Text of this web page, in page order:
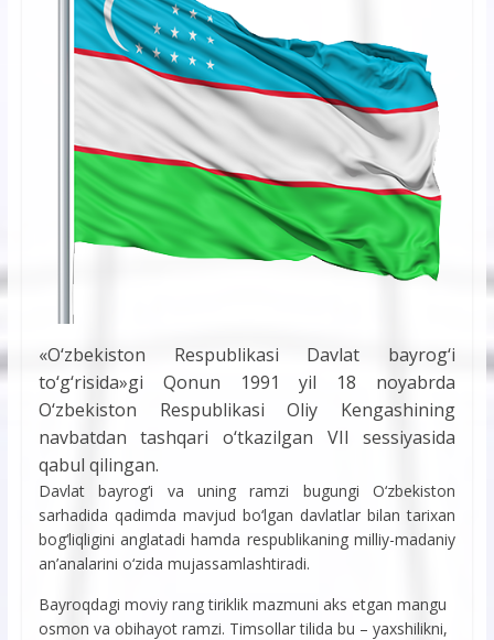
«O‘zbekiston Respublikasi Davlat bayrog‘i
to‘g‘risida»gi Qonun 1991 yil 18 noyabrda
O‘zbekiston Respublikasi Oliy Kengashining
navbatdan tashqari o‘tkazilgan VII sessiyasida
qabul qilingan.
Davlat bayrog‘i va uning ramzi bugungi O‘zbekiston
sarhadida qadimda mavjud bo‘lgan davlatlar bilan tarixan
bog‘liqligini anglatadi hamda respublikaning milliy-madaniy
an’analarini o‘zida mujassamlashtiradi.
Bayroqdagi moviy rang tiriklik mazmuni aks etgan mangu
osmon va obihayot ramzi. Timsollar tilida bu – yaxshilikni,